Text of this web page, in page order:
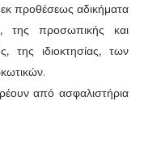
εκ προθέσεως αδικήματα
της προσωπικής και
της ιδιοκτησίας, των
από ασφαλιστήρια